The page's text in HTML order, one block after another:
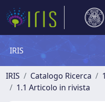
IRIS
IRIS Catalogo Ricerca
1.1 Articolo in rivista